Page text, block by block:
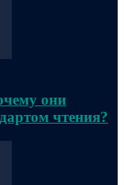
они
чтения?